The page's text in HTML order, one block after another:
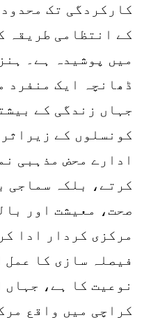
کارکردگی تک
کے انتظامی طریقہ
میں پوشیدہ ہے۔
ڈھانچہ ایک منفرد
جہاں زندگی کے
کونسلوں کے
ادارے محض مذہبی
کرتے، بلکہ سماجی
صحت، معیشت اور
مرکزی کردار ادا
فیصلہ سازی کا
نوعیت کا ہے،
کراچی میں واقع